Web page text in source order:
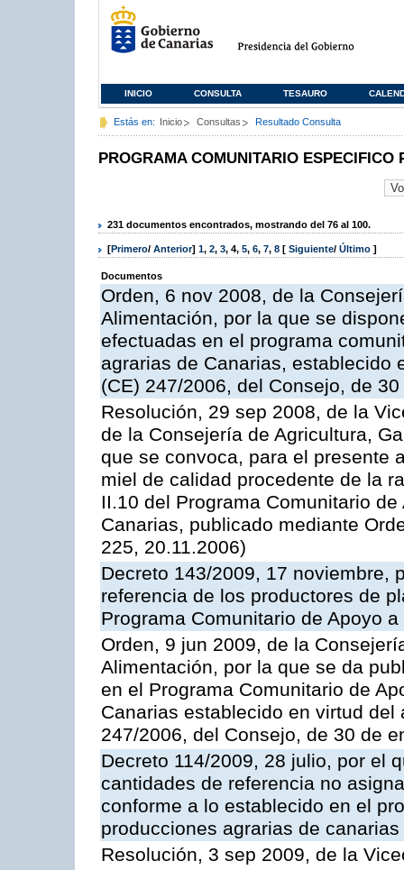
INICIO CONSULTA TESAURO
Estás en: Inicio Consultas Resultado Consulta
PROGRAMA COMUNITARIO ESPECIFICO
231 documentos encontrados, mostrando del 76 al 100.
[Primero/ Anterior] 1, 2, 3, 4, 5, 6, 7, 8 [ Siguiente/ Último ]
Documentos
Orden, 6 nov 2008, de la
Alimentación, por la que se
efectuadas en el programa
agrarias de Canarias, establecido
(CE) 247/2006, del Consejo, de
Resolución, 29 sep 2008, de la
de la Consejería de Agricultura,
que se convoca, para el presente
miel de calidad procedente de la
II.10 del Programa Comunitario
Canarias, publicado mediante
225, 20.11.2006)
Decreto 143/2009, 17 noviembre,
referencia de los productores de
Programa Comunitario de Apoyo
Orden, 9 jun 2009, de la
Alimentación, por la que se da
en el Programa Comunitario de
Canarias establecido en virtud
247/2006, del Consejo, de 30 de
Decreto 114/2009, 28 julio, por el
cantidades de referencia no
conforme a lo establecido en el
producciones agrarias de canarias
Resolución, 3 sep 2009, de la